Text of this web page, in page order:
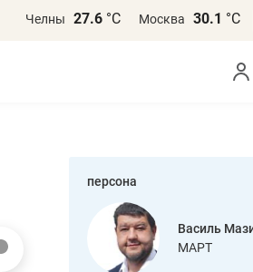
Челны 27.6 °С Москва 30.1 °С
персона
Василь
МАРТ